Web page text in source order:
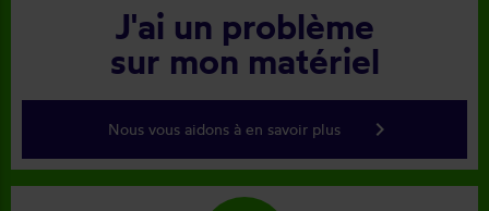
J'ai un problème
sur mon matériel
Nous vous aidons à en savoir plus keyboard_arrow_right